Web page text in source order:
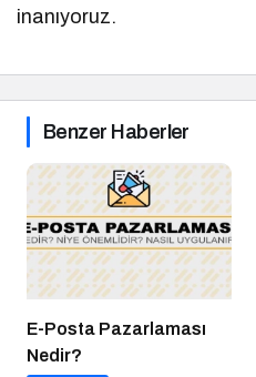
inanıyoruz.
Benzer Haberler
E-Posta Pazarlaması
Nedir?